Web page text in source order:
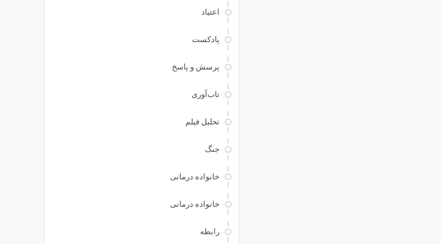
اعتیاد
پادکست
پرسش و پاسخ
تاب‌آوری
تحلیل فیلم
جنگ
خانواده درمانی
خانواده درمانی
رابطه